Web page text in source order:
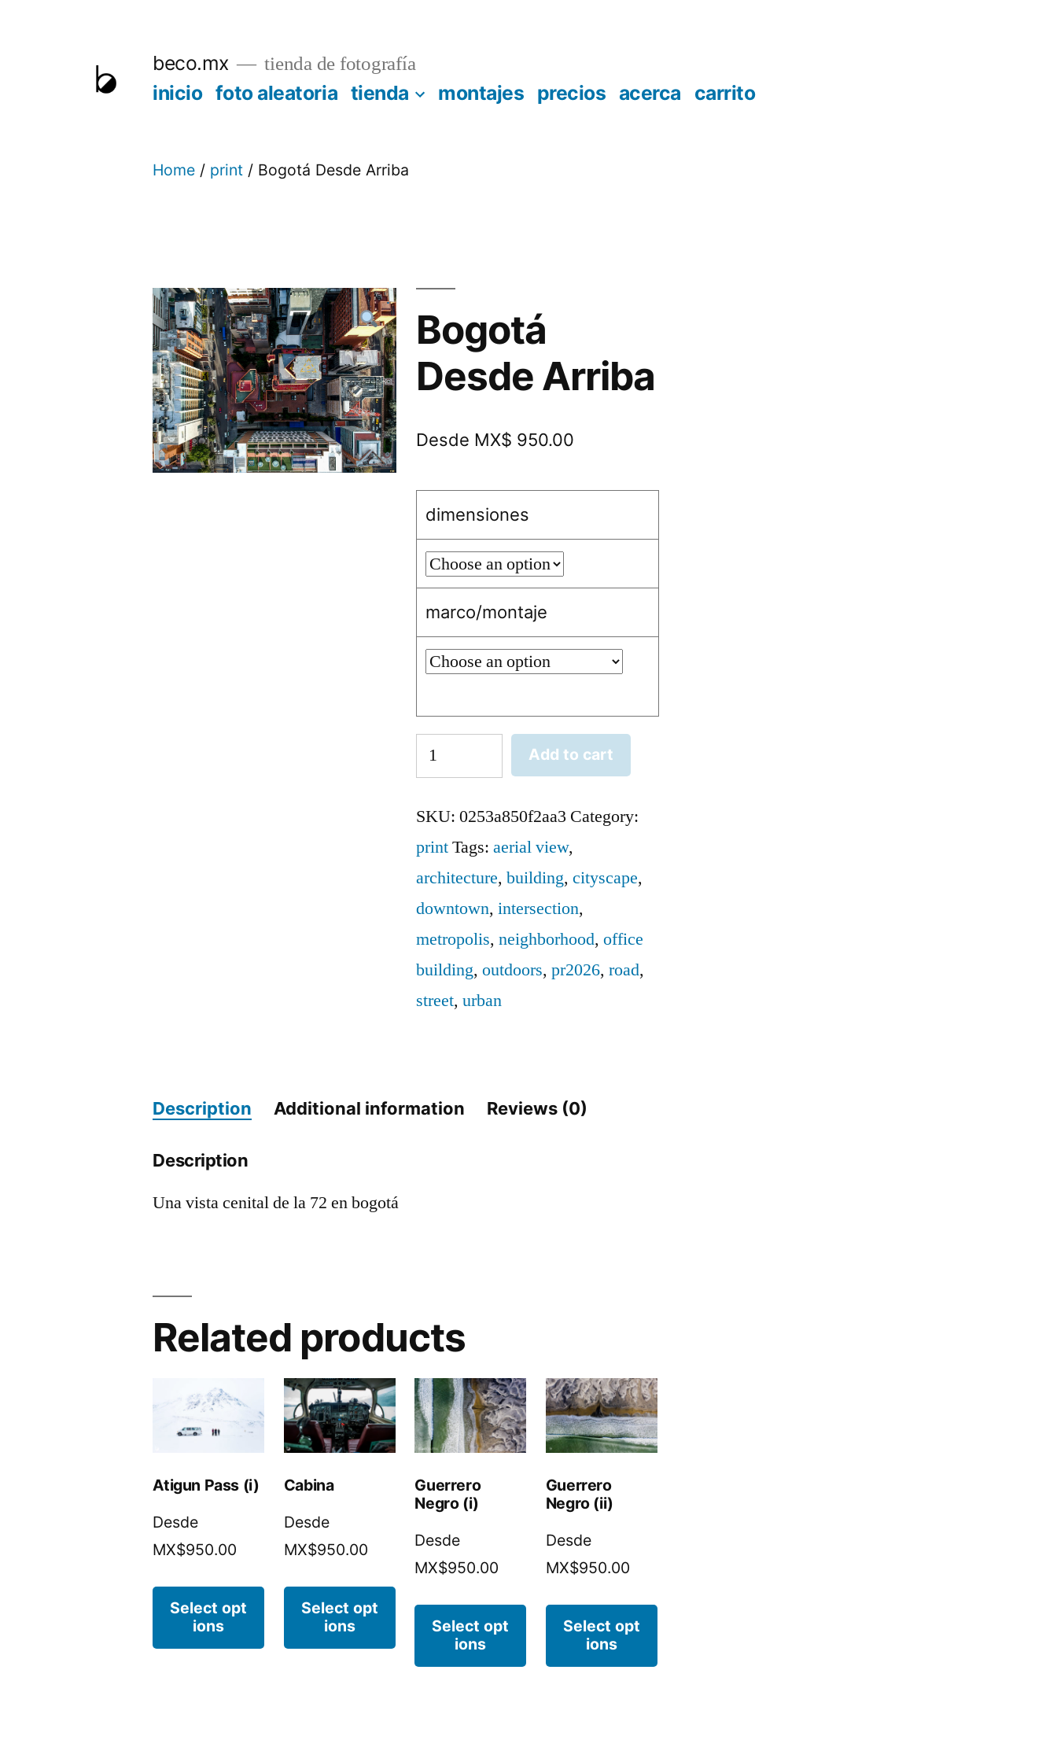
beco.mx tienda de fotografía
inicio foto aleatoria tienda montajes precios acerca carrito
Home / print / Bogotá Desde Arriba
Bogotá
Desde Arriba
Desde MX$ 950.00
dimensiones
marco/montaje
Bogotá
Desde
Arriba
quantity
Add to cart
SKU:0253a850f2aa3 Category:
printTags:aerial view,
architecture,building,cityscape,
downtown,intersection,
metropolis,neighborhood,office
building,outdoors,pr2026,road,
street,urban
Description Additional information Reviews (0)
Description
Una vista cenital de la 72 en bogotá
Related products
Atigun Pass (i)
Desde
MX$950.00
Select opt
ions
Cabina
Desde
MX$950.00
Select opt
ions
Guerrero
Negro (i)
Desde
MX$950.00
Select opt
ions
Guerrero
Negro (ii)
Desde
MX$950.00
Select opt
ions